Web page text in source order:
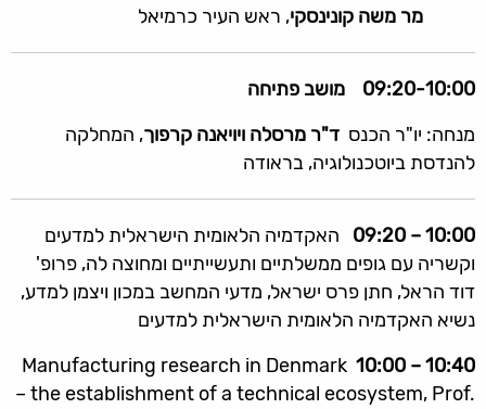
מר משה קונינסקי, ראש העיר כרמיאל
09:20-10:00 מושב פתיחה
מנחה: יו"ר הכנס ד"ר מרסלה ויויאנה קרפוך, המחלקה
להנדסת ביוטכנולוגיה, בראודה
10:00 – 09:20
האקדמיה הלאומית הישראלית למדעים
וקשריה עם גופים ממשלתיים ותעשייתיים ומחוצה לה, פרופ'
דוד הראל, חתן פרס ישראל, מדעי המחשב במכון ויצמן למדע,
נשיא האקדמיה הלאומית הישראלית למדעים
10:40 – 10:00
Manufacturing research in Denmark
– the establishment of a technical ecosystem, Prof.